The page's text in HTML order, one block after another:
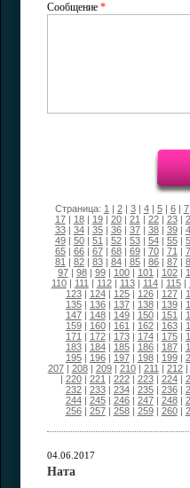
Сообщение*
Страница: 1 | 2| 3| 4| 5| 6| 7
17| 18| 19| 20| 21 | 22| 23|
33| 34| 35| 36| 37| 38| 39|
49| 50| 51 | 52| 53| 54| 55|
65| 66| 67| 68| 69| 70| 71 |
81 | 82| 83| 84| 85| 86| 87|
97| 98| 99| 100| 101 | 102|
110| 111 | 112| 113| 114| 115|
123| 124| 125| 126| 127|
135| 136| 137| 138| 139|
147| 148| 149| 150| 151 |
159| 160| 161 | 162| 163|
171 | 172| 173| 174| 175|
183| 184| 185| 186| 187|
195| 196| 197| 198| 199|
207| 208| 209| 210| 211 | 212|
| 220| 221 | 222| 223| 224|
232| 233| 234| 235| 236|
244| 245| 246| 247| 248|
256| 257| 258| 259| 260|
04.06.2017
Ната